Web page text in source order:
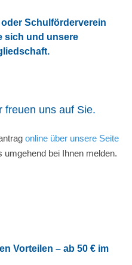
Schulförderverein
sich und unsere
freuen uns auf Sie.
online über unsere Seite
umgehend bei Ihnen melden.
Vorteilen – ab 50 € im